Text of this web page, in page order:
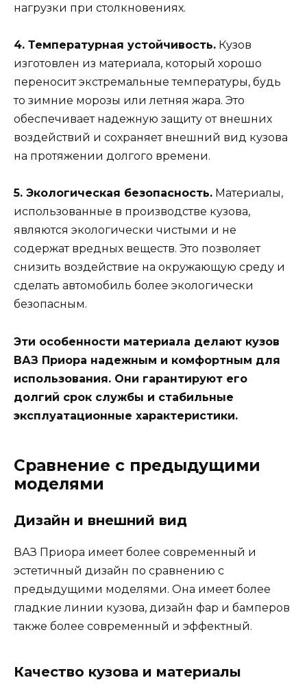
нагрузки при столкновениях.
4. Температурная устойчивость. Кузов
изготовлен из материала, который хорошо
переносит экстремальные температуры, будь
то зимние морозы или летняя жара. Это
обеспечивает надежную защиту от внешних
воздействий и сохраняет внешний вид кузова
на протяжении долгого времени.
5. Экологическая безопасность. Материалы,
использованные в производстве кузова,
являются экологически чистыми и не
содержат вредных веществ. Это позволяет
снизить воздействие на окружающую среду и
сделать автомобиль более экологически
безопасным.
Эти особенности материала делают кузов
ВАЗ Приора надежным и комфортным для
использования. Они гарантируют его
долгий срок службы и стабильные
эксплуатационные характеристики.
Сравнение с предыдущими
моделями
Дизайн и внешний вид
ВАЗ Приора имеет более современный и
эстетичный дизайн по сравнению с
предыдущими моделями. Она имеет более
гладкие линии кузова, дизайн фар и бамперов
также более современный и эффектный.
Качество кузова и материалы